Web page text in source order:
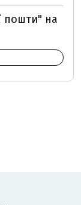
пошти" на